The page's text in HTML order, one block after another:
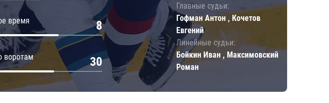
время 8
воротам 30
Главные судьи:
Гофман Антон , Кочетов
Евгений
Линейные судьи:
Бойкин Иван , Максимовский
Роман